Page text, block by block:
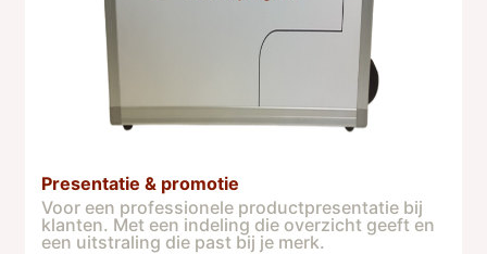
Presentatie & promotie
Voor een professionele productpresentatie bij
klanten. Met een indeling die overzicht geeft en
een uitstraling die past bij je merk.